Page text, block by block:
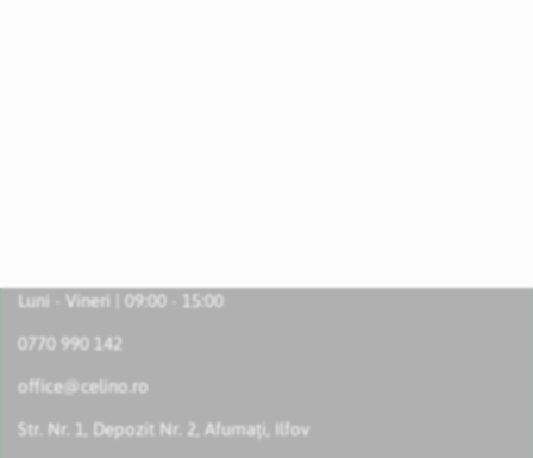
Luni - Vineri | 09:00 - 15:00
0770 990 142
office@celino.ro
Str. Nr. 1, Depozit Nr. 2, Afumați, Ilfov